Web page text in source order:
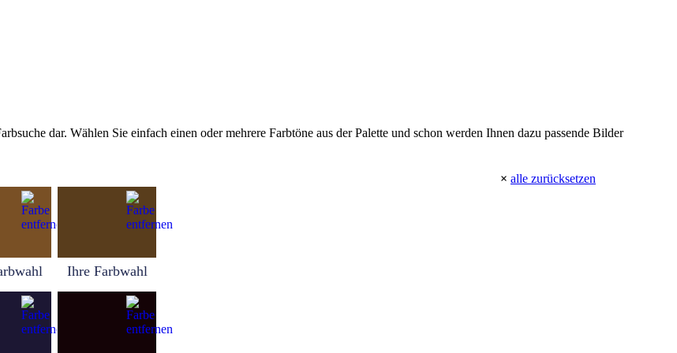
dar. Wählen Sie einfach einen oder mehrere Farbtöne aus der Palette und schon werden Ihnen dazu passende Bilder
× alle zurücksetzen
Ihre Farbwahl